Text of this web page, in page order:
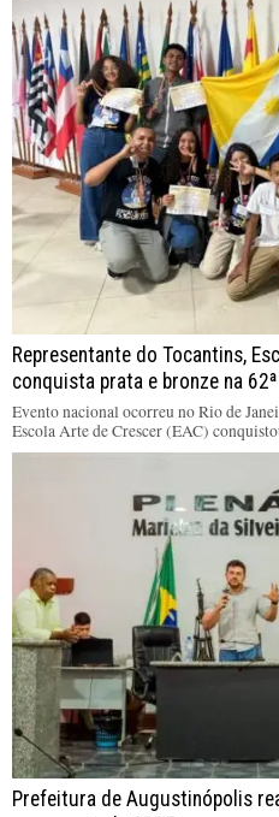
Representante do Tocantins,
conquista prata e bronze na
Evento nacional ocorreu no Rio de
Escola Arte de Crescer (EAC)
Prefeitura de Augustinópolis